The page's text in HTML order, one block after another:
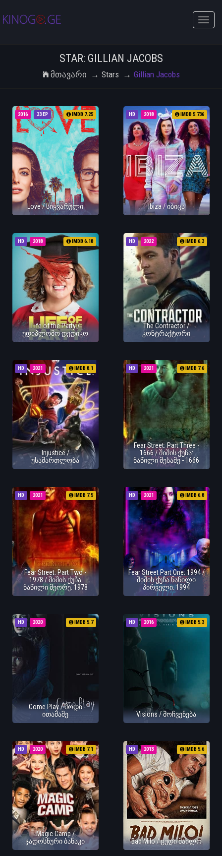
Toggle
STAR: GILLIAN JACOBS
Მთავარი Stars Gillian Jacobs
33 EP
2016 IMDB 7.25
Love / სიყვარული
HD 2018 IMDB 5.736
Ibiza / იბიცა
HD 2018 IMDB 6.18
Life of the Party /
უდიპლომო დედიკო
HD 2022 IMDB 6.3
The Contractor /
კონტრაქტორი
HD 2021 IMDB 8.1
Injustice /
უსამართლობა
HD 2021 IMDB 7.6
Fear Street: Part Three -
1666 / შიშის ქუჩა:
ნაწილი მესამე - 1666
HD 2021 IMDB 7.5
Fear Street: Part Two -
1978 / შიშის ქუჩა
ნაწილი მეორე: 1978
HD 2021 IMDB 6.8
Fear Street Part One: 1994 /
შიშის ქუჩა ნაწილი
პირველი: 1994
HD 2020 IMDB 5.7
Come Play / მოდი
ითამაშე
HD 2016 IMDB 5.3
Visions / მოჩვენება
HD 2020 IMDB 7.1
Magic Camp /
ჯადოსნური ბანაკი
HD 2013 IMDB 5.6
Bad Milo / ცუდი მაილო